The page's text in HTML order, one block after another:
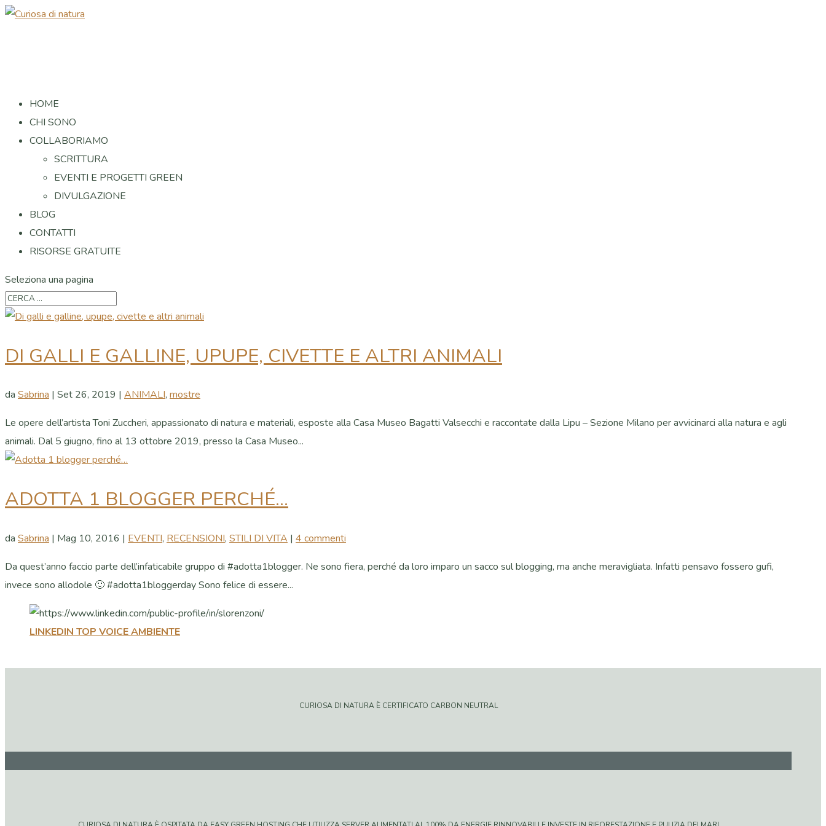
HOME
CHI SONO
COLLABORIAMO
SCRITTURA
EVENTI E PROGETTI GREEN
DIVULGAZIONE
BLOG
CONTATTI
RISORSE GRATUITE
Seleziona una pagina
DI GALLI E GALLINE, UPUPE, CIVETTE E ALTRI ANIMALI
da Sabrina | Set 26, 2019 | ANIMALI, mostre
Le opere dell’artista Toni Zuccheri, appassionato di natura e materiali, esposte alla Casa Museo Bagatti Valsecchi e raccontate dalla Lipu – Sezione Milano per avvicinarci alla natura e agli
animali. Dal 5 giugno, fino al 13 ottobre 2019, presso la Casa Museo...
ADOTTA 1 BLOGGER PERCHÉ…
da Sabrina | Mag 10, 2016 | EVENTI, RECENSIONI, STILI DI VITA | 4 commenti
Da quest’anno faccio parte dell’infaticabile gruppo di #adotta1blogger. Ne sono fiera, perché da loro imparo un sacco sul blogging, ma anche meravigliata. Infatti pensavo fossero gufi,
invece sono allodole 🙂 #adotta1bloggerday Sono felice di essere...
LINKEDIN TOP VOICE AMBIENTE
CURIOSA DI NATURA È CERTIFICATO CARBON NEUTRAL